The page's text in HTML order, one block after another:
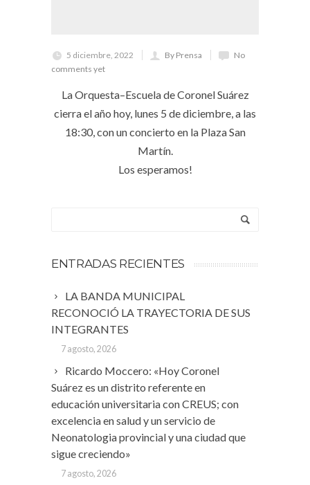
5 diciembre, 2022 By Prensa
No
comments yet
La Orquesta–Escuela de Coronel Suárez
cierra el año hoy, lunes 5 de diciembre, a las
18:30, con un concierto en la Plaza San
Martín.
Los esperamos!
ENTRADAS RECIENTES
LA BANDA MUNICIPAL
RECONOCIÓ LA TRAYECTORIA DE SUS
INTEGRANTES
7 agosto, 2026
Ricardo Moccero: «Hoy Coronel
Suárez es un distrito referente en
educación universitaria con CREUS; con
excelencia en salud y un servicio de
Neonatologia provincial y una ciudad que
sigue creciendo»
7 agosto, 2026